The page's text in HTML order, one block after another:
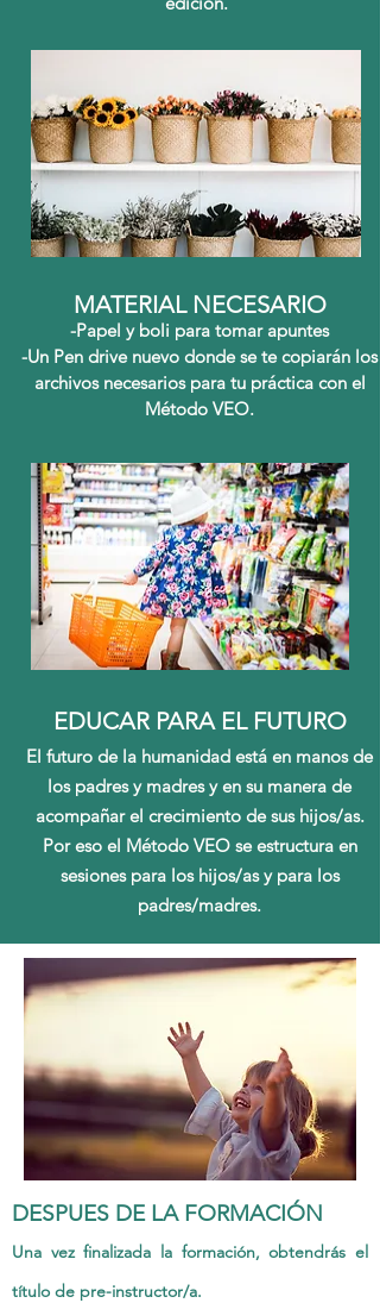
MATERIAL NECESARIO
-Papel y boli para tomar apuntes
-Un Pen drive nuevo donde se te copiarán los
archivos necesarios para tu práctica con el
Método VEO.
EDUCAR PARA EL FUTURO
El futuro de la humanidad está en manos de
los padres y madres y en su manera de
acompañar el crecimiento de sus hijos/as.
Por eso el Método VEO se estructura en
sesiones para los hijos/as y para los
padres/madres.
DESPUES DE LA FORMACIÓN
Una vez finalizada la formación, obtendrás el
título de pre-instructor/a.